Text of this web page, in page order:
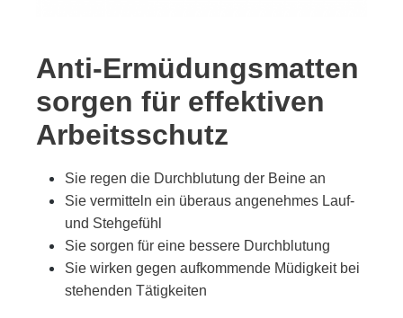
Anti-Ermüdungsmatten
sorgen für effektiven
Arbeitsschutz
Sie regen die Durchblutung der Beine an
Sie vermitteln ein überaus angenehmes Lauf-
und Stehgefühl
Sie sorgen für eine bessere Durchblutung
Sie wirken gegen aufkommende Müdigkeit bei
stehenden Tätigkeiten